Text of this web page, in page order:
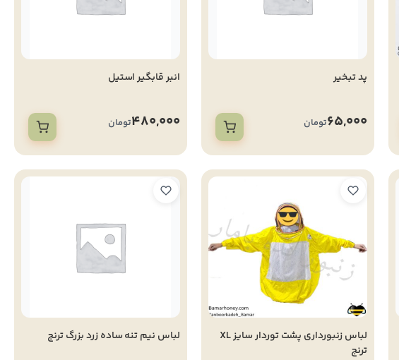
پد تبخیر
65,000تومان
انبر قابگیر استیل
480,000تومان
لباس زنبورداری پشت توردار سایز XL
ترنج
لباس نیم تنه ساده زرد بزرگ ترنج